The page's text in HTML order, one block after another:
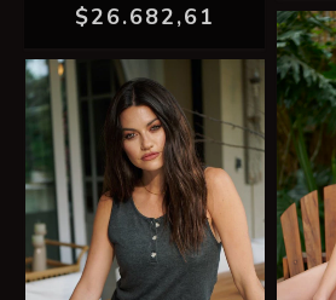
$26.682,61